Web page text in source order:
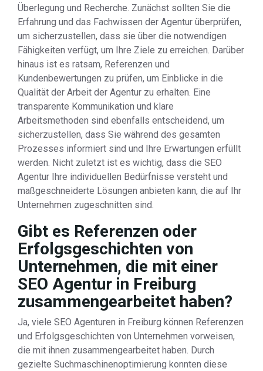
Überlegung und Recherche. Zunächst sollten Sie die
Erfahrung und das Fachwissen der Agentur überprüfen,
um sicherzustellen, dass sie über die notwendigen
Fähigkeiten verfügt, um Ihre Ziele zu erreichen. Darüber
hinaus ist es ratsam, Referenzen und
Kundenbewertungen zu prüfen, um Einblicke in die
Qualität der Arbeit der Agentur zu erhalten. Eine
transparente Kommunikation und klare
Arbeitsmethoden sind ebenfalls entscheidend, um
sicherzustellen, dass Sie während des gesamten
Prozesses informiert sind und Ihre Erwartungen erfüllt
werden. Nicht zuletzt ist es wichtig, dass die SEO
Agentur Ihre individuellen Bedürfnisse versteht und
maßgeschneiderte Lösungen anbieten kann, die auf Ihr
Unternehmen zugeschnitten sind.
Gibt es Referenzen oder
Erfolgsgeschichten von
Unternehmen, die mit einer
SEO Agentur in Freiburg
zusammengearbeitet haben?
Ja, viele SEO Agenturen in Freiburg können Referenzen
und Erfolgsgeschichten von Unternehmen vorweisen,
die mit ihnen zusammengearbeitet haben. Durch
gezielte Suchmaschinenoptimierung konnten diese